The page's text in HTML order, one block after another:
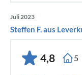
Juli 2023
Steffen F. aus
4,8 5